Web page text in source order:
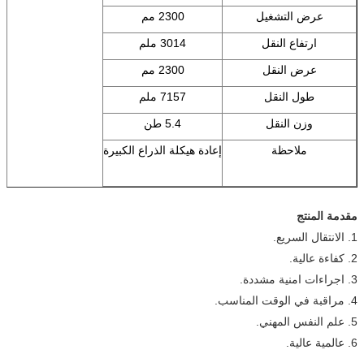
عرض التشغيل 2300 مم
ارتفاع النقل 3014 ملم
عرض النقل 2300 مم
طول النقل 7157 ملم
وزن النقل 5.4 طن
ملاحظة إعادة هيكلة الذراع الكبيرة
مقدمة المنتج
1. الانتقال السريع.
2. كفاءة عالية.
3. اجراءات امنية مشددة.
4. مراقبة في الوقت المناسب.
5. علم النفس المهني.
6. عالمية عالية.